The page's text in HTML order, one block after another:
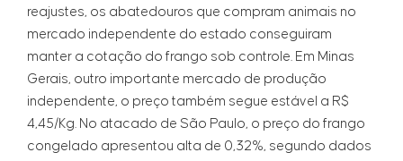
reajustes, os abatedouros que compram animais no
mercado independente do estado conseguiram
manter a cotação do frango sob controle. Em Minas
Gerais, outro importante mercado de produção
independente, o preço também segue estável a R$
4,45/Kg. No atacado de São Paulo, o preço do frango
congelado apresentou alta de 0,32%, segundo dados